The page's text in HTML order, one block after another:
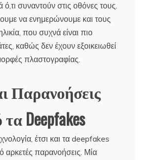
ό,τι συναντούν στις οθόνες τους.
να ενημερώνουμε και τους
που συχνά είναι πιο
καθώς δεν έχουν εξοικειωθεί
πλαστογραφίας.
Παρανοήσεις
Deepfakes
έτσι και τα deepfakes
αρκετές παρανοήσεις. Μία